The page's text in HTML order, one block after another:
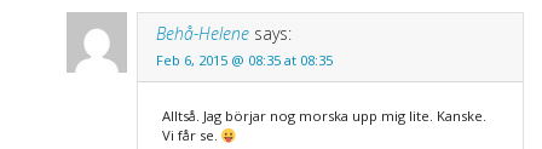
Behå-Helene says:
Feb 6, 2015 @ 08:35 at 08:35
Alltså. Jag börjar nog morska upp mig lite. Kanske.
Vi får se.